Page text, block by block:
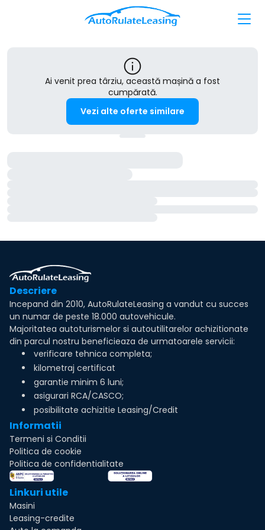
Ai venit prea târziu, această mașină a fost
cumpărată.
Vezi alte oferte similare
Descriere
Incepand din 2010, AutoRulateLeasing a vandut cu succes
un numar de peste 18.000 autovehicule.
Majoritatea autoturismelor si autoutilitarelor achizitionate
din parcul nostru beneficieaza de urmatoarele servicii:
verificare tehnica completa;
kilometraj certificat
garantie minim 6 luni;
asigurari RCA/CASCO;
posibilitate achizitie Leasing/Credit
Informatii
Termeni si Conditii
Politica de cookie
Politica de confidentialitate
Linkuri utile
Masini
Leasing-credite